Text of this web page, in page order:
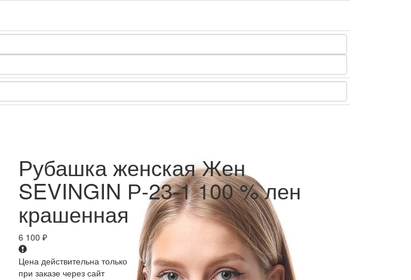
Рубашка женская Жен
SEVINGIN Р-23-1 100 % лен
крашенная
6 100 ₽
Цена действительна только
при заказе через сайт